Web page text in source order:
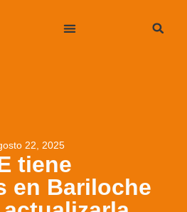
22, 2025
tiene
en Bariloche